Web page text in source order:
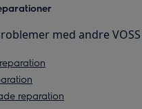
med andre
reparation